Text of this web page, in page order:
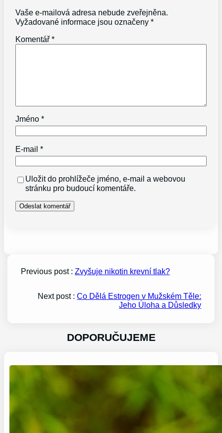
Vaše e-mailová adresa nebude zveřejněna.
Vyžadované informace jsou označeny*
Komentář*
Jméno*
E-mail*
Uložit do prohlížeče jméno, e-mail a webovou
stránku pro budoucí komentáře.
Previous post : Zvyšuje nikotin krevní tlak?
Next post :Co Dělá Estrogen v Mužském Těle:
Jeho Úloha a Důsledky
DOPORUČUJEME